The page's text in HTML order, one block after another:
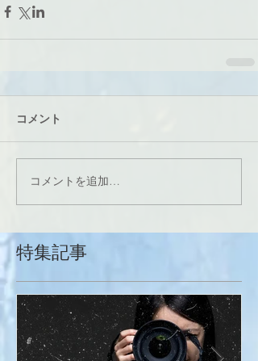
コメント
コメントを追加…
特集記事